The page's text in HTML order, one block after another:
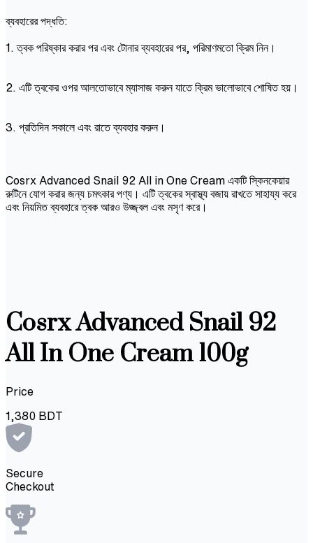
ব্যবহারের পদ্ধতি:
1. ত্বক পরিষ্কার করার পর এবং টোনার ব্যবহারের পর, পরিমাণমতো ক্রিম নিন।
2. এটি ত্বকের ওপর আলতোভাবে ম্যাসাজ করুন যাতে ক্রিম ভালোভাবে শোষিত হয়।
3. প্রতিদিন সকালে এবং রাতে ব্যবহার করুন।
Cosrx Advanced Snail 92 All in One Cream একটি স্কিনকেয়ার
রুটিনে যোগ করার জন্য চমৎকার পণ্য। এটি ত্বকের স্বাস্থ্য বজায় রাখতে সাহায্য করে
এবং নিয়মিত ব্যবহারে ত্বক আরও উজ্জ্বল এবং মসৃণ করে।
Cosrx Advanced Snail 92
All In One Cream 100g
Price
1,380 BDT
Secure
Checkout